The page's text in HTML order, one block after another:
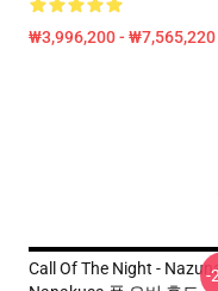
₩3,996,200 - ₩7,565,220
Call Of The Night -
-